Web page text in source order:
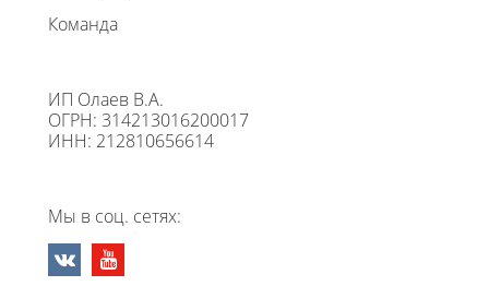
Команда
ИП Олаев В.А.
ОГРН: 314213016200017
ИНН: 212810656614
Мы в соц. сетях: